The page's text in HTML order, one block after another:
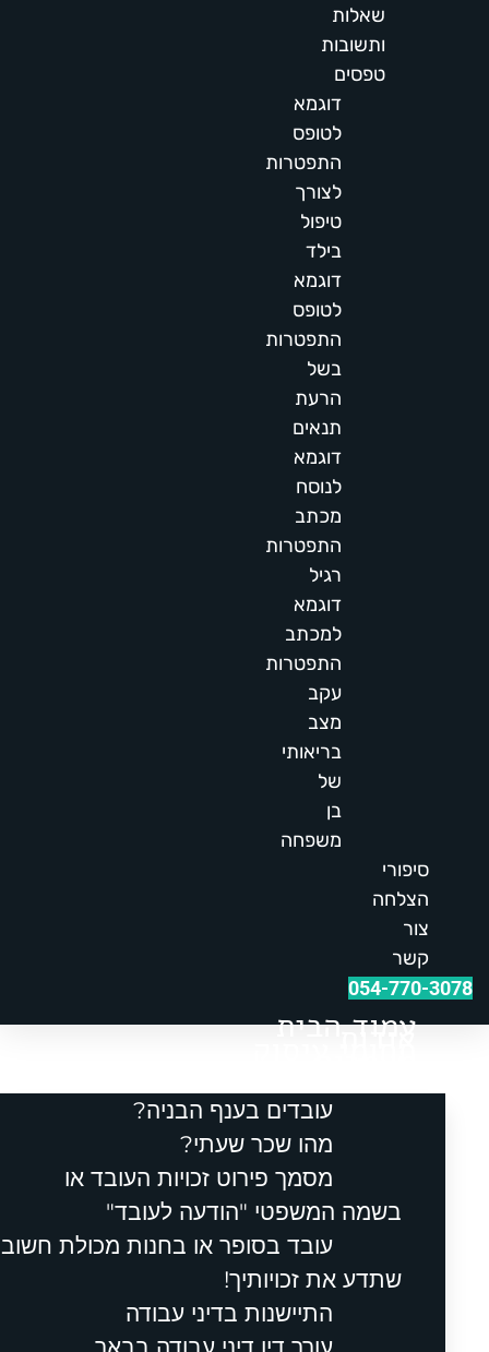
שאלות
ותשובות
טפסים
דוגמא
לטופס
התפטרות
לצורך
טיפול
בילד
דוגמא
לטופס
התפטרות
בשל
הרעת
תנאים
דוגמא
לנוסח
מכתב
התפטרות
רגיל
דוגמא
למכתב
התפטרות
עקב
מצב
בריאותי
של
בן
משפחה
סיפורי
הצלחה
צור
קשר
054-770-3078
עמוד הבית
אודות
עובדים בענף הבניה?
מהו שכר שעתי?
מסמך פירוט זכויות העובד או
בשמה המשפטי "הודעה לעובד"
עובד בסופר או בחנות מכולת חשוב
שתדע את זכויותיך!
התיישנות בדיני עבודה